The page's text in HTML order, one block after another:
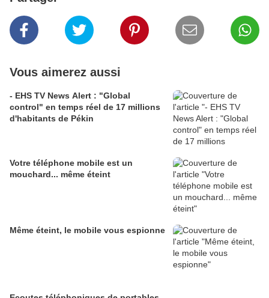
Vous aimerez aussi
- EHS TV News Alert : "Global
control" en temps réel de 17 millions
d'habitants de Pékin
Votre téléphone mobile est un
mouchard... même éteint
Même éteint, le mobile vous espionne